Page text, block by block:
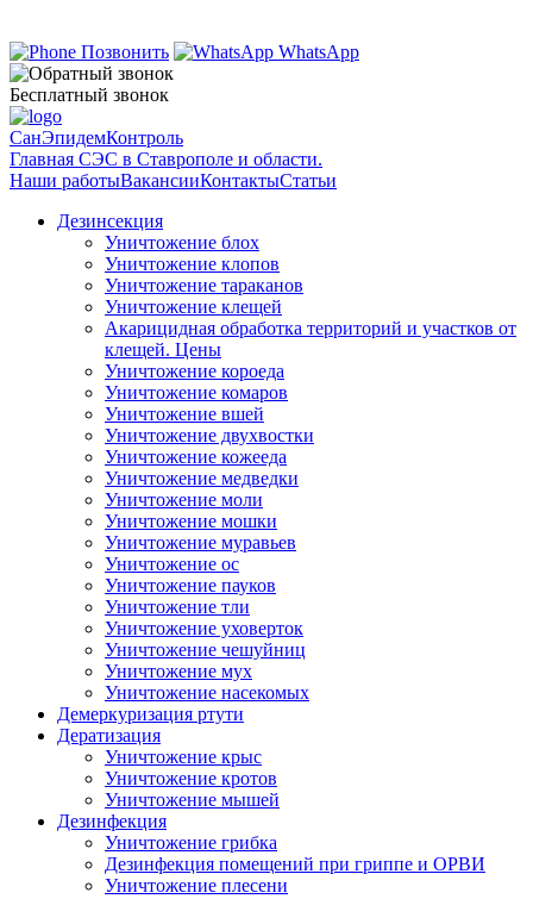
Позвонить WhatsApp
Бесплатный звонок
СанЭпидемКонтроль
Главная СЭС в Ставрополе и области.
Наши работыВакансииКонтактыСтатьи
Дезинсекция
Уничтожение блох
Уничтожение клопов
Уничтожение тараканов
Уничтожение клещей
Акарицидная обработка территорий и участков от
клещей. Цены
Уничтожение короеда
Уничтожение комаров
Уничтожение вшей
Уничтожение двухвостки
Уничтожение кожееда
Уничтожение медведки
Уничтожение моли
Уничтожение мошки
Уничтожение муравьев
Уничтожение ос
Уничтожение пауков
Уничтожение тли
Уничтожение уховерток
Уничтожение чешуйниц
Уничтожение мух
Уничтожение насекомых
Демеркуризация ртути
Дератизация
Уничтожение крыс
Уничтожение кротов
Уничтожение мышей
Дезинфекция
Уничтожение грибка
Дезинфекция помещений при гриппе и ОРВИ
Уничтожение плесени